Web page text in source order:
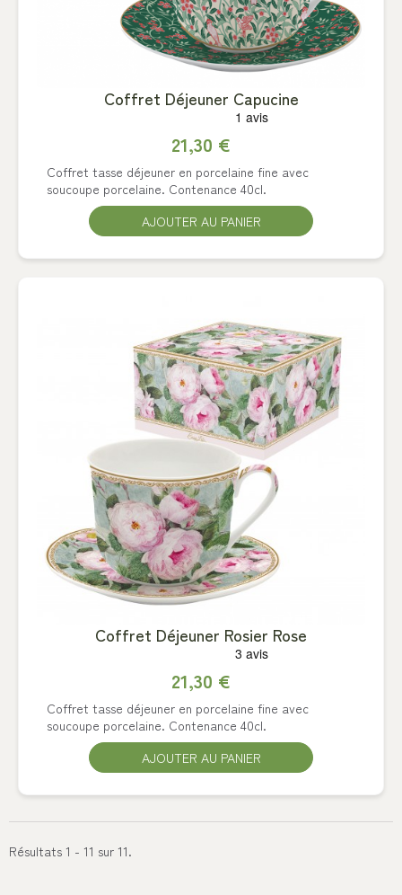
Coffret Déjeuner Capucine
21,30 €
Coffret tasse déjeuner en porcelaine fine avec
soucoupe porcelaine. Contenance 40cl.
AJOUTER AU PANIER
Coffret Déjeuner Rosier Rose
21,30 €
Coffret tasse déjeuner en porcelaine fine avec
soucoupe porcelaine. Contenance 40cl.
AJOUTER AU PANIER
Résultats 1 - 11 sur 11.